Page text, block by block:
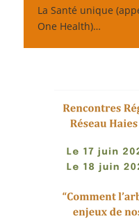
La Santé unique
One Health)…